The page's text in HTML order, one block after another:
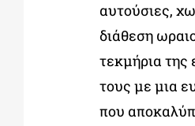
αυτούσιες,
διάθεση
τεκμήρια της
τους με μια
που